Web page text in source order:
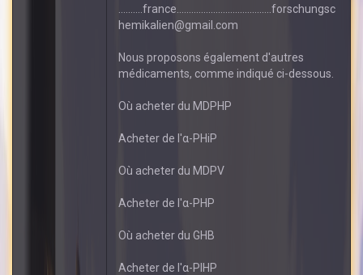
..........france.......................................forschungsc
hemikalien@gmail.com
Nous proposons également d'autres
médicaments, comme indiqué ci-dessous.
Où acheter du MDPHP
Acheter de l'α-PHiP
Où acheter du MDPV
Acheter de l'α-PHP
Où acheter du GHB
Acheter de l'α-PIHP